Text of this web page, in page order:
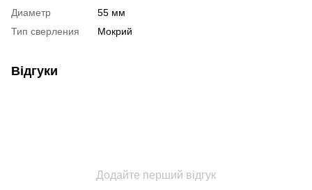
Диаметр
55 мм
Тип сверления
Мокрий
Відгуки
Додайте перший відгук